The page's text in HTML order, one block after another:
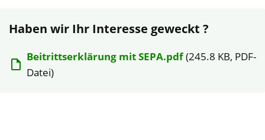
Haben wir Ihr Interesse geweckt ?
Beitrittserklärung mit SEPA.pdf(245.8 KB, PDF-
Datei)